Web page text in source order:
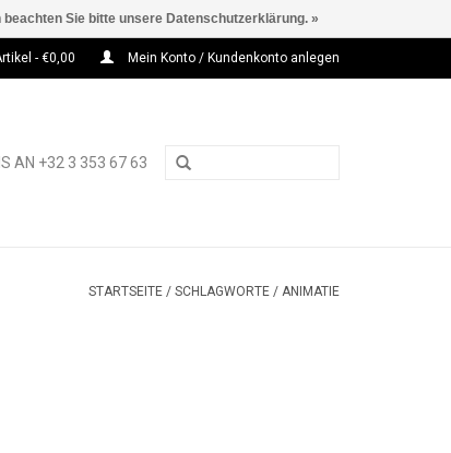
- €0,00 Mein Konto / Kundenkonto anlegen
AN +32 3 353 67 63
STARTSEITE / SCHLAGWORTE / ANIMATIE
Sie bitte unsere Datenschutzerklärung. »